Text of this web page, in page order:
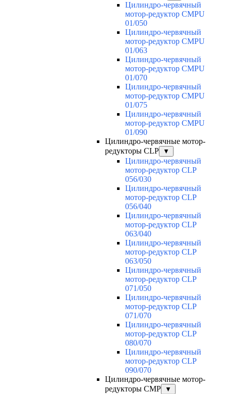
Цилиндро-червячный
мотор-редуктор CMPU
01/050
Цилиндро-червячный
мотор-редуктор CMPU
01/063
Цилиндро-червячный
мотор-редуктор CMPU
01/070
Цилиндро-червячный
мотор-редуктор CMPU
01/075
Цилиндро-червячный
мотор-редуктор CMPU
01/090
Цилиндро-червячные мотор-
редукторы CLP
▼
Цилиндро-червячный
мотор-редуктор CLP
056/030
Цилиндро-червячный
мотор-редуктор CLP
056/040
Цилиндро-червячный
мотор-редуктор CLP
063/040
Цилиндро-червячный
мотор-редуктор CLP
063/050
Цилиндро-червячный
мотор-редуктор CLP
071/050
Цилиндро-червячный
мотор-редуктор CLP
071/070
Цилиндро-червячный
мотор-редуктор CLP
080/070
Цилиндро-червячный
мотор-редуктор CLP
090/070
Цилиндро-червячные мотор-
редукторы CMP
▼